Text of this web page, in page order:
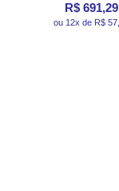
R$ 691,29
ou 12x de R$